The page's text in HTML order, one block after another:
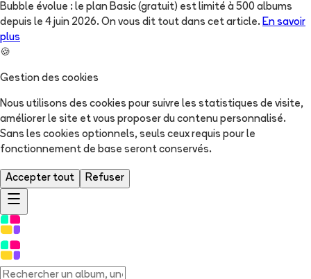
Bubble évolue : le plan Basic (gratuit) est limité à 500 albums
depuis le 4 juin 2026. On vous dit tout dans cet article. En savoir
plus
🍪
Gestion des cookies
Nous utilisons des cookies pour suivre les statistiques de visite,
améliorer le site et vous proposer du contenu personnalisé.
Sans les cookies optionnels, seuls ceux requis pour le
fonctionnement de base seront conservés.
Accepter tout Refuser